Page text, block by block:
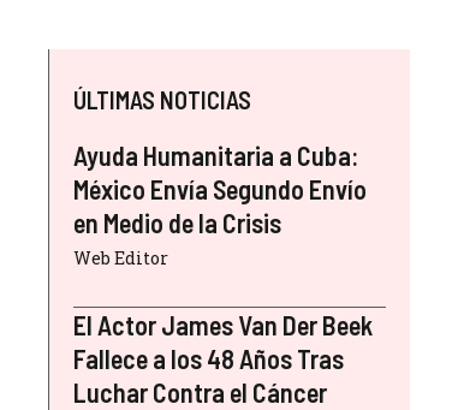
ÚLTIMAS NOTICIAS
Ayuda Humanitaria a Cuba:
México Envía Segundo Envío
en Medio de la Crisis
Web Editor
El Actor James Van Der Beek
Fallece a los 48 Años Tras
Luchar Contra el Cáncer